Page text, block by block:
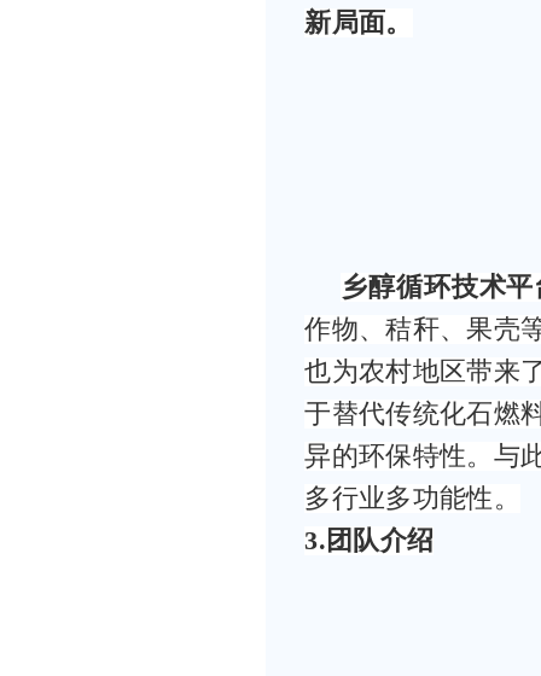
新局面。
乡醇循环技术平
作物、秸秆、果壳
也为农村地区带来
于替代传统化石燃
异的环保特性。与
多行业多功能性。
3. 团队介绍